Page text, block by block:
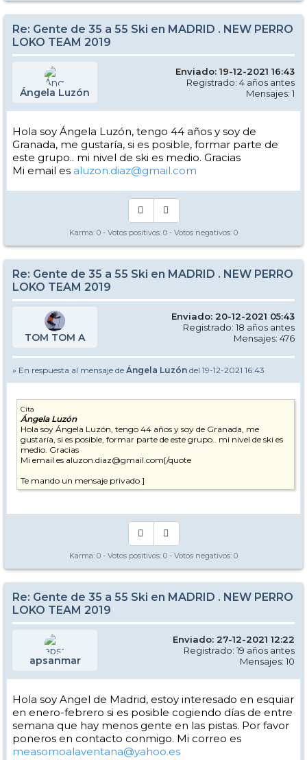
Re: Gente de 35 a 55 Ski en MADRID . NEW PERRO
LOKO TEAM 2019
Ángela Luzón
Enviado: 19-12-2021 16:43
Registrado: 4 años antes
Mensajes: 1
Hola soy Ángela Luzón, tengo 44 años y soy de
Granada, me gustaría, si es posible, formar parte de
este grupo.. mi nivel de ski es medio. Gracias
Mi email es aluzon.diaz@gmail.com
Karma: 0 - Votos positivos: 0 - Votos negativos: 0
Re: Gente de 35 a 55 Ski en MADRID . NEW PERRO
LOKO TEAM 2019
TOM TOM A
Enviado: 20-12-2021 05:43
Registrado: 18 años antes
Mensajes: 476
» En respuesta al mensaje de Ángela Luzón del 19-12-2021 16:43
Cita
Ángela Luzón
Hola soy Ángela Luzón, tengo 44 años y soy de Granada, me
gustaría, si es posible, formar parte de este grupo.. mi nivel de ski es
medio. Gracias
Mi email es aluzon.diaz@gmail.com[/quote
Te mando un mensaje privado ]
Karma: 0 - Votos positivos: 0 - Votos negativos: 0
Re: Gente de 35 a 55 Ski en MADRID . NEW PERRO
LOKO TEAM 2019
apsanmar
Enviado: 27-12-2021 12:22
Registrado: 19 años antes
Mensajes: 10
Hola soy Angel de Madrid, estoy interesado en esquiar
en enero-febrero si es posible cogiendo días de entre
semana que hay menos gente en las pistas. Por favor
poneros en contacto conmigo. Mi correo es
measomoalaventana@yahoo.es